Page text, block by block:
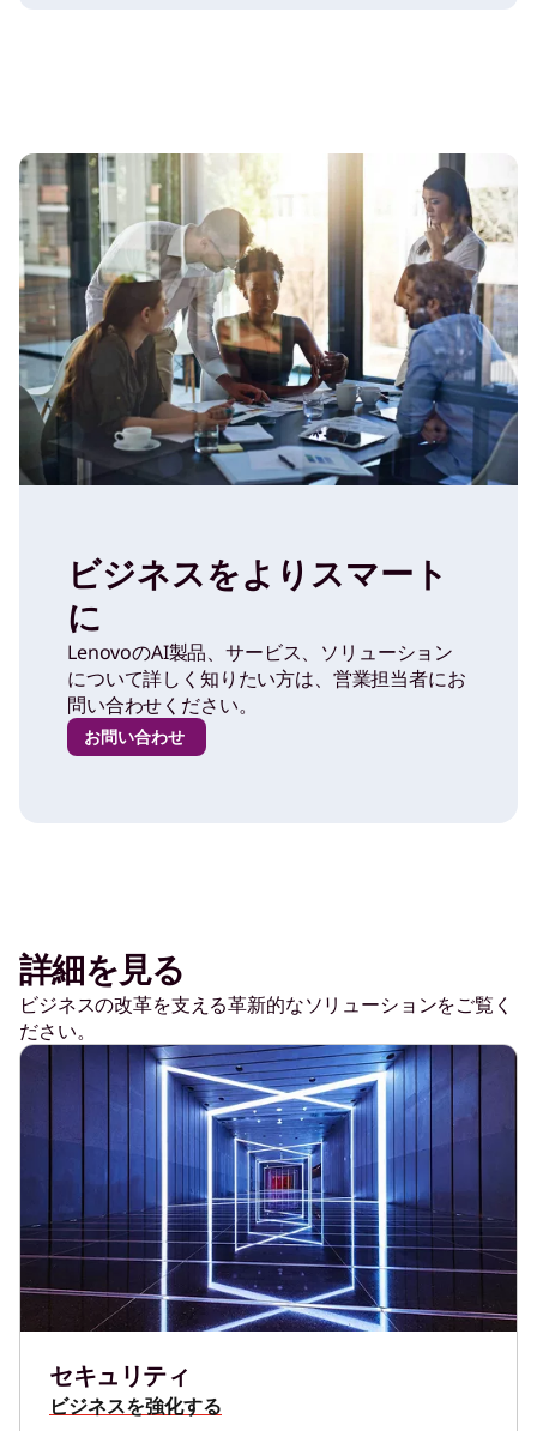
ビジネスをよりスマート
に
LenovoのAI製品、サービス、ソリューション
について詳しく知りたい方は、営業担当者にお
問い合わせください。
お問い合わせ
詳細を見る
ビジネスの改革を支える革新的なソリューションをご覧く
ださい。
セキュリティ
ビジネスを強化する